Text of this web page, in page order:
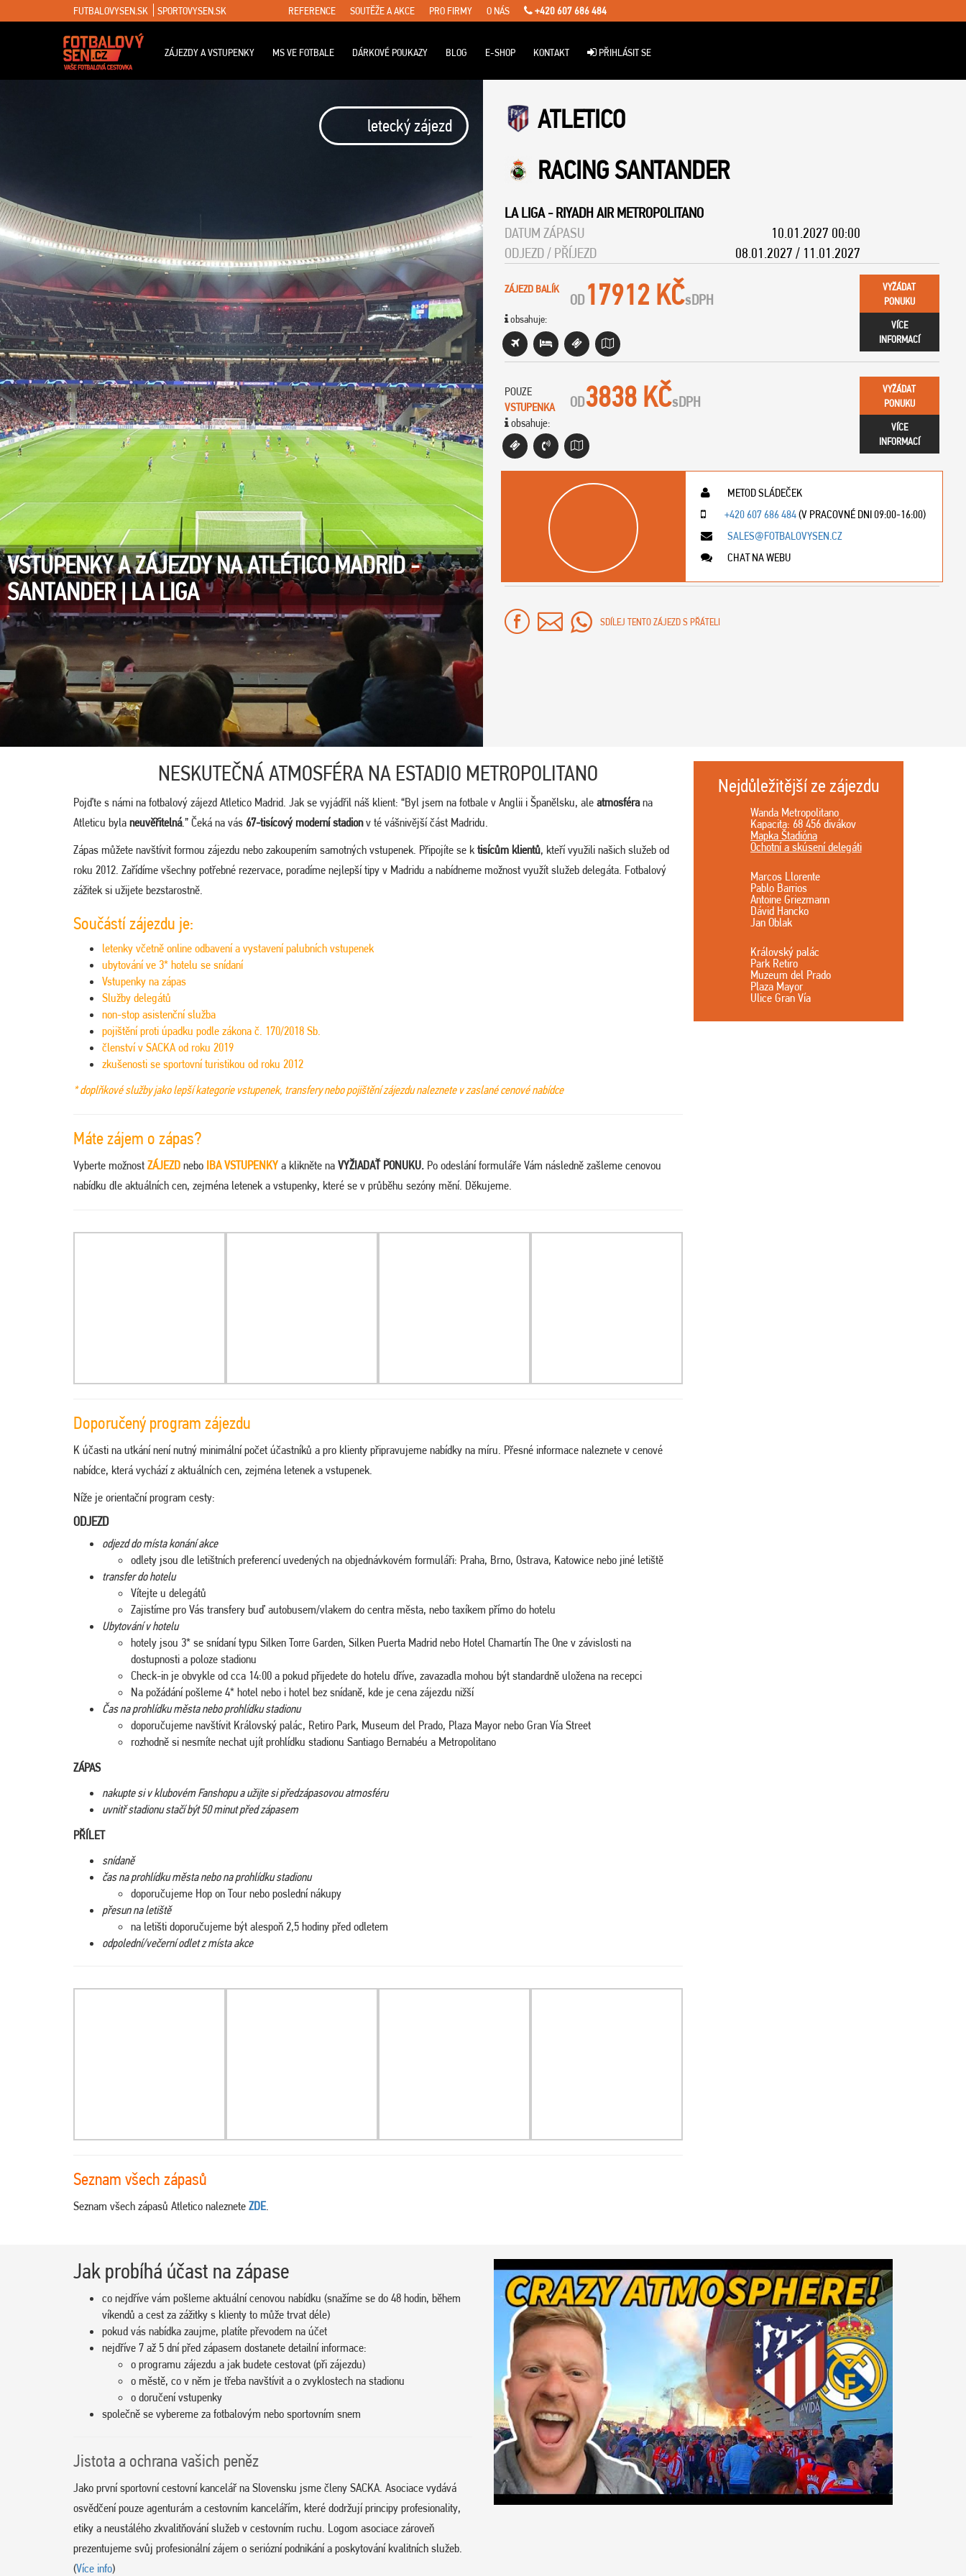
FUTBALOVYSEN.SK SPORTOVYSEN.SK REFERENCE SOUTĚŽE A AKCE PRO FIRMY O NÁS +420 607 686 484
ZÁJEZDY A VSTUPENKY MS VE FOTBALE DÁRKOVÉ POUKAZY BLOG E-SHOP KONTAKT PŘIHLÁSIT SE
letecký zájezd
VSTUPENKY A ZÁJEZDY NA ATLÉTICO MADRID -
SANTANDER | LA LIGA
ATLETICO
RACING SANTANDER
LA LIGA-RIYADH AIR METROPOLITANO
DATUM ZÁPASU
10.01.2027 00:00
ODJEZD / PŘÍJEZD
08.01.2027 / 11.01.2027
ZÁJEZD BALÍK
obsahuje:
OD 17912 KČsDPH
VYŽÁDAT
PONUKU
VÍCE
INFORMACÍ
POUZE
VSTUPENKA
obsahuje:
OD3838 KČsDPH
VYŽÁDAT
PONUKU
VÍCE
INFORMACÍ
METOD SLÁDEČEK
+420 607 686 484(V PRACOVNÉ DNI 09:00-16:00)
SALES@FOTBALOVYSEN.CZ
CHAT NA WEBU
SDÍLEJ TENTO ZÁJEZD S PŘÁTELI
NESKUTEČNÁ ATMOSFÉRA NA ESTADIO METROPOLITANO
Pojďte s námi na fotbalový zájezd Atletico Madrid. Jak se vyjádřil náš klient: “Byl jsem na fotbale v Anglii i Španělsku, ale atmosférana
Atleticu byla neuvěřitelná.” Čeká na vás 67-tisícový moderní stadionv té vášnivější část Madridu.
Zápas můžete navštívit formou zájezdu nebo zakoupením samotných vstupenek. Připojíte se ktisícům klientů, kteří využili našich služeb od
roku 2012. Zařídíme všechny potřebné rezervace, poradíme nejlepší tipy v Madridu a nabídneme možnost využít služeb delegáta. Fotbalový
zážitek si užijete bezstarostně.
Součástí zájezdu je:
letenky včetně online odbavení a vystavení palubních vstupenek
ubytování ve 3* hotelu se snídaní
Vstupenky na zápas
Služby delegátů
non-stop asistenční služba
pojištění proti úpadku podle zákona č. 170/2018 Sb.
členství v SACKA od roku 2019
zkušenosti se sportovní turistikou od roku 2012
* doplňkové služby jako lepší kategorie vstupenek, transfery nebo pojištění zájezdu naleznete v zaslané cenové nabídce
Máte zájem o zápas?
Vyberte možnost ZÁJEZD nebo IBA VSTUPENKY a klikněte na VYŽIADAŤ PONUKU. Po odeslání formuláře Vám následně zašleme cenovou
nabídku dle aktuálních cen, zejména letenek a vstupenky, které se v průběhu sezóny mění. Děkujeme.
Doporučený program zájezdu
K účasti na utkání není nutný minimální počet účastníků a pro klienty připravujeme nabídky na míru. Přesné informace naleznete v cenové
nabídce, která vychází z aktuálních cen, zejména letenek a vstupenek.
Níže je orientační program cesty:
ODJEZD
odjezd do místa konání akce
odlety jsou dle letištních preferencí uvedených na objednávkovém formuláři: Praha, Brno, Ostrava, Katowice nebo jiné letiště
transfer do hotelu
Vítejte u delegátů
Zajistíme pro Vás transfery buď autobusem/vlakem do centra města, nebo taxíkem přímo do hotelu
Ubytování v hotelu
hotely jsou 3* se snídaní typu Silken Torre Garden, Silken Puerta Madrid nebo Hotel Chamartín The One v závislosti na
dostupnosti a poloze stadionu
Check-in je obvykle od cca 14:00 a pokud přijedete do hotelu dříve, zavazadla mohou být standardně uložena na recepci
Na požádání pošleme 4* hotel nebo i hotel bez snídaně, kde je cena zájezdu nižší
Čas na prohlídku města nebo prohlídku stadionu
doporučujeme navštívit Královský palác, Retiro Park, Museum del Prado, Plaza Mayor nebo Gran Vía Street
rozhodně si nesmíte nechat ujít prohlídku stadionu Santiago Bernabéu a Metropolitano
ZÁPAS
nakupte si v klubovém Fanshopu a užijte si předzápasovou atmosféru
uvnitř stadionu stačí být 50 minut před zápasem
PŘÍLET
snídaně
čas na prohlídku města nebo na prohlídku stadionu
doporučujeme Hop on Tour nebo poslední nákupy
přesun na letiště
na letišti doporučujeme být alespoň 2,5 hodiny před odletem
odpolední/večerní odlet z místa akce
Seznam všech zápasů
Seznam všech zápasů Atletico naleznete ZDE
Nejdůležitější ze zájezdu
Wanda Metropolitano
Kapacita: 68 456 divákov
Mapka Štadióna
Ochotní a skúsení delegáti
Marcos Llorente
Pablo Barrios
Antoine Griezmann
Dávid Hancko
Jan Oblak
Královský palác
Park Retiro
Muzeum del Prado
Plaza Mayor
Ulice Gran Vía
Jak probíhá účast na zápase
co nejdříve vám pošleme aktuální cenovou nabídku (snažíme se do 48 hodin, během
víkendů a cest za zážitky s klienty to může trvat déle)
pokud vás nabídka zaujme, platíte převodem na účet
nejdříve 7 až 5 dní před zápasem dostanete detailní informace:
o programu zájezdu a jak budete cestovat (při zájezdu)
o městě, co v něm je třeba navštívit a o zvyklostech na stadionu
o doručení vstupenky
společně se vybereme za fotbalovým nebo sportovním snem
Jistota a ochrana vašich peněz
Jako první sportovní cestovní kancelář na Slovensku jsme členy SACKA. Asociace vydává
osvědčení pouze agenturám a cestovním kancelářím, které dodržují principy profesionality,
etiky a neustálého zkvalitňování služeb v cestovním ruchu. Logom asociace zároveň
prezentujeme svůj profesionální zájem o seriózní podnikání a poskytování kvalitních služeb.
(Více info)